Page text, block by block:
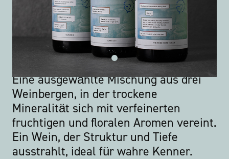
Eine ausgewählte Mischung aus drei
Weinbergen, in der trockene
Mineralität sich mit verfeinerten
fruchtigen und floralen Aromen vereint.
Ein Wein, der Struktur und Tiefe
ausstrahlt, ideal für wahre Kenner.